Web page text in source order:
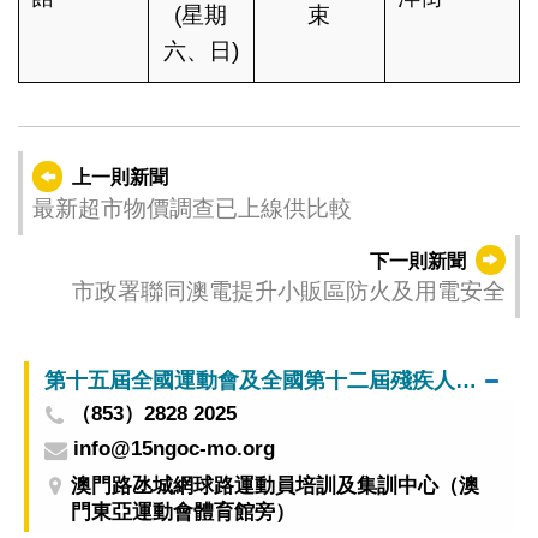
(星期
六、日)
束
上一則新聞
最新超市物價調查已上線供比較
下一則新聞
市政署聯同澳電提升小販區防火及用電安全
第十五屆全國運動會及全國第十二屆殘疾人運動會暨第九屆特殊奧林匹克運動會澳門賽區籌備辦公室
（853）2828 2025
info@15ngoc-mo.org
澳門路氹城網球路運動員培訓及集訓中心（澳
門東亞運動會體育館旁）